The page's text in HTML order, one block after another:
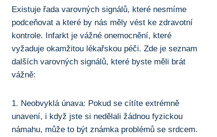
Existuje řada varovných signálů, které nesmíme
podceňovat a které by​ nás měly vést ke zdravotní
kontrole. ⁢Infarkt je⁣ vážné onemocnění, které
vyžaduje okamžitou ‍lékařskou ⁢péči. Zde je seznam
dalších‌ varovných signálů, které byste ⁢měli brát
vážně:
1.⁣ Neobvyklá únava: Pokud se cítíte extrémně
unavení,‌ i když jste‍ si​ nedělali žádnou fyzickou
námahu, může to být známka problémů se srdcem.